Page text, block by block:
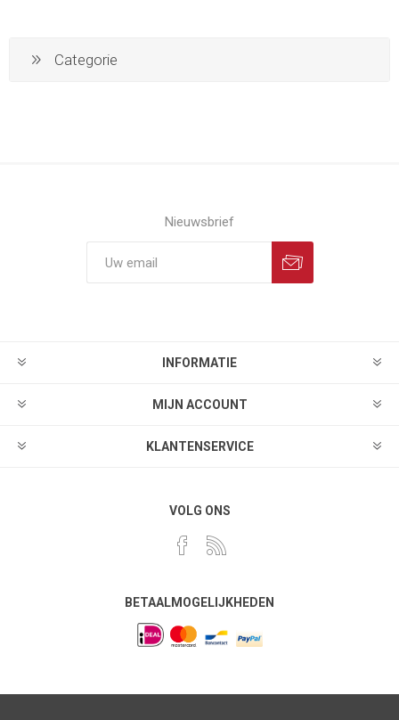
Categorie
Nieuwsbrief
INFORMATIE
MIJN ACCOUNT
KLANTENSERVICE
VOLG ONS
BETAALMOGELIJKHEDEN